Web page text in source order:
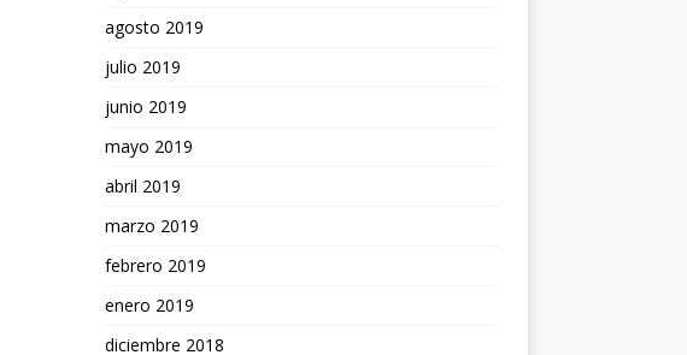
agosto 2019
julio 2019
junio 2019
mayo 2019
abril 2019
marzo 2019
febrero 2019
enero 2019
diciembre 2018